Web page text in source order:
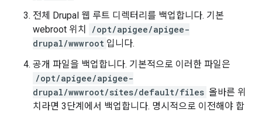
전체 Drupal 웹 루트 디렉터리를 백업합니다. 기본
webroot 위치
/opt/apigee/apigee-
drupal/wwwroot 입니다.
공개 파일을 백업합니다. 기본적으로 이러한 파일은
/opt/apigee/apigee-
drupal/wwwroot/sites/default/files 올바른 위
치라면 3단계에서 백업합니다. 명시적으로 이전해야 합